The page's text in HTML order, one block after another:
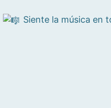
Siente la música en